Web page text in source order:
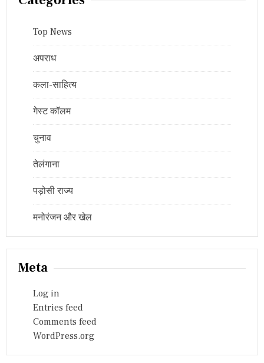
Top News
अपराध
कला-साहित्य
गेस्ट कॉलम
चुनाव
तेलंगाना
पड़ोसी राज्य
मनोरंजन और खेल
Meta
Log in
Entries feed
Comments feed
WordPress.org